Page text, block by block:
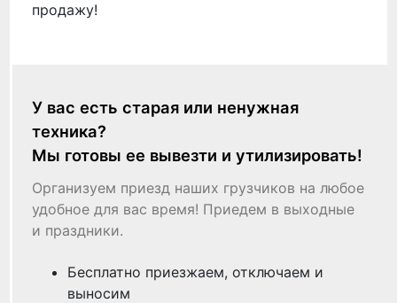
продажу!
У вас есть старая или ненужная
техника?
Мы готовы ее вывезти и утилизировать!
Организуем приезд наших грузчиков на любое
удобное для вас время! Приедем в выходные
и праздники.
Бесплатно приезжаем, отключаем и
выносим